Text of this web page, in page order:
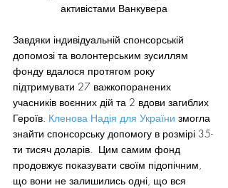
активістами Ванкувера
Завдяки індивідуальній спонсорській
допомозі та волонтерським зусиллям
фонду вдалося протягом року
підтримувати 27 важкопоранених
учасників воєнних дій та 2 вдови загиблих
Героїв. Кленова Надія для України змогла
знайти спонсорську допомогу в розмірі 35-
ти тисяч доларів.  Цим самим фонд
продовжує показувати своїм підопічним,
що вони не залишились одні, що вся